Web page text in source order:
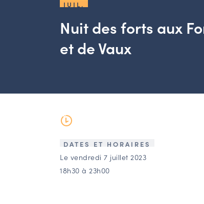
JUIL.
Nuit des forts aux
et de Vaux
DATES ET HORAIRES
Le vendredi 7 juillet 2023
18h30 à 23h00